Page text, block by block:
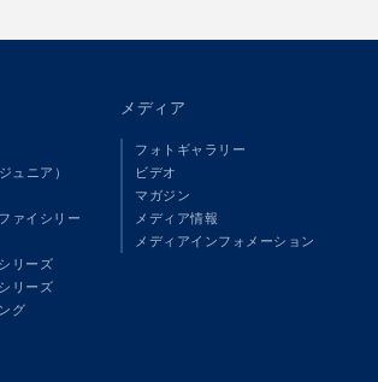
ュニア）
ァイシリー
リーズ
リーズ
グ
メディア
フォトギャラリー
ビデオ
マガジン
メディア情報
メディアインフォメーション